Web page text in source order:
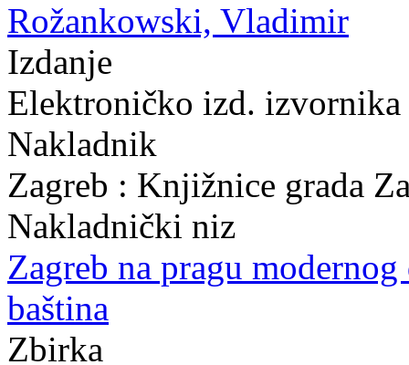
Rožankowski, Vladimir
Izdanje
Elektroničko izd.
Nakladnik
Zagreb : Knjižnice grada
Nakladnički niz
Zagreb na pragu modernog
baština
Zbirka